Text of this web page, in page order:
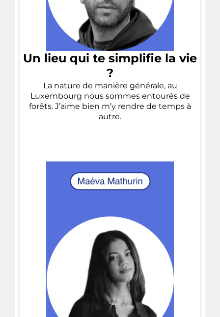
Un lieu qui te simplifie la vie
?
La nature de manière générale, au
Luxembourg nous sommes entourés de
forêts. J’aime bien m’y rendre de temps à
autre.